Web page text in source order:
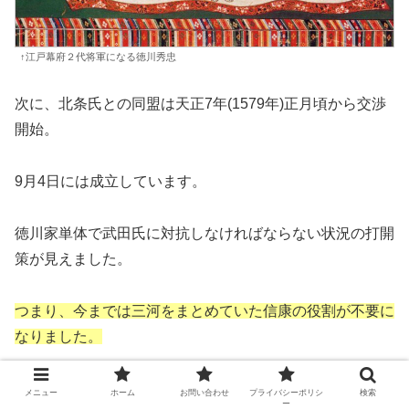
↑江戸幕府２代将軍になる徳川秀忠
次に、北条氏との同盟は天正7年(1579年)正月頃から交渉
開始。
9月4日には成立しています。
徳川家単体で武田氏に対抗しなければならない状況の打開
策が見えました。
つまり、今までは三河をまとめていた信康の役割が不要に
なりました。
むしろ、家中の不和の象徴になりかねない（実際になって
メニュー ホーム お問い合わせ
プライバシーポリシ
ー
検索